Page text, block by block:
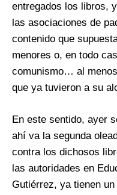
entregados los libros,
las asociaciones de
contenido que
menores o, en todo
comunismo… al
que ya tuvieron a su
En este sentido, ayer
ahí va la segunda
contra los dichosos
las autoridades en
Gutiérrez, ya tienen